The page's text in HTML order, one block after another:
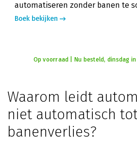
automatiseren zonder banen te
Boek bekijken
Op voorraad | Nu besteld, dinsdag
Waarom leidt
niet automatisch
banenverlies?